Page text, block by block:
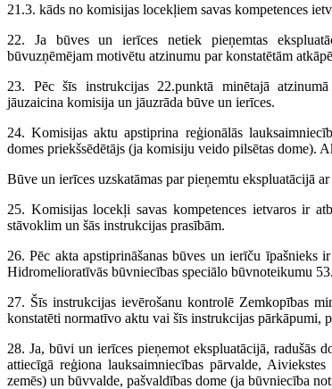
21.3. kāds no komisijas locekļiem savas kompetences
22. Ja būves un ierīces netiek pieņemtas
būvuzņēmējam motivētu atzinumu par konstatētām
23. Pēc šīs instrukcijas 22.punktā minētajā
jāuzaicina komisija un jāuzrāda būve un ierīces.
24. Komisijas aktu apstiprina reģionālās
domes priekšsēdētājs (ja komisiju veido pilsētas dome).
Būve un ierīces uzskatāmas par pieņemtu ekspluatācijā
25. Komisijas locekļi savas kompetences ietvaros ir
stāvoklim un šās instrukcijas prasībām.
26. Pēc akta apstiprināšanas būves un ierīču
Hidromelioratīvās būvniecības speciālo būvnoteikumu
27. Šīs instrukcijas ievērošanu kontrolē Zemkopības
konstatēti normatīvo aktu vai šīs instrukcijas pārkāpumi,
28. Ja, būvi un ierīces pieņemot ekspluatācijā, radušās
attiecīgā reģiona lauksaimniecības pārvalde,
zemēs) un būvvalde, pašvaldības dome (ja būvniecība